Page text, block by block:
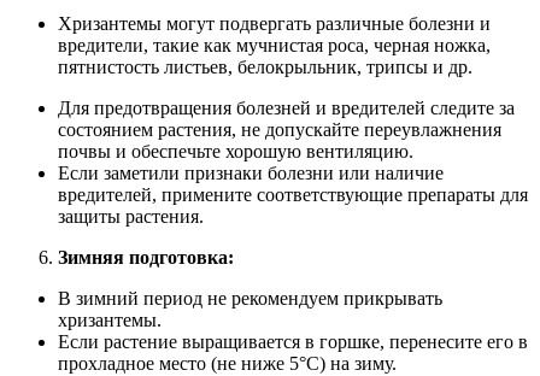
Хризантемы могут подвергать различные болезни и
вредители, такие как мучнистая роса, черная ножка,
пятнистость листьев, белокрыльник, трипсы и др.
Для предотвращения болезней и вредителей следите за
состоянием растения, не допускайте переувлажнения
почвы и обеспечьте хорошую вентиляцию.
Если заметили признаки болезни или наличие
вредителей, примените соответствующие препараты для
защиты растения.
Зимняя подготовка:
В зимний период не рекомендуем прикрывать
хризантемы.
Если растение выращивается в горшке, перенесите его в
прохладное место (не ниже 5°C) на зиму.